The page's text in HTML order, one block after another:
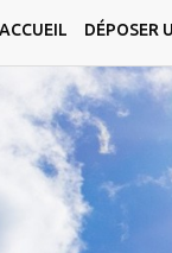
ACCUEIL DÉPOSER